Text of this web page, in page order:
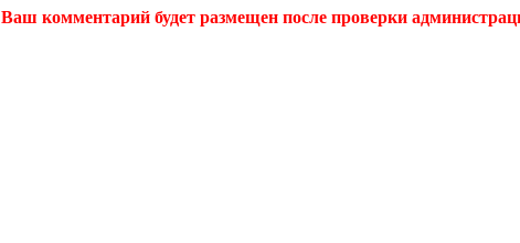
Ваш комментарий будет размещен после проверки